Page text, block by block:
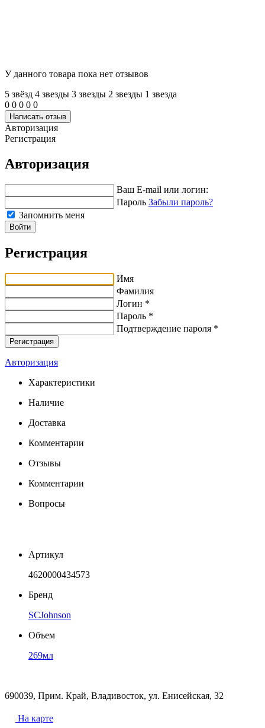
У данного товара пока нет отзывов
5 звёзд 4 звeзды 3 звeзды 2 звeзды 1 звeзда
0 0 0 0 0
Написать отзыв
Авторизация
Регистрация
Авторизация
Ваш E-mail или логин:
Пароль Забыли пароль?
Запомнить меня
Войти
Регистрация
Имя
Фамилия
Логин *
Пароль *
Подтверждение пароля *
Авторизация
Характеристики
Наличие
Доставка
Комментарии
Отзывы
Комментарии
Вопросы
Артикул
4620000434573
Бренд
SCJohnson
Объем
269мл
690039, Прим. Край, Владивосток, ул. Енисейская, 32
На карте